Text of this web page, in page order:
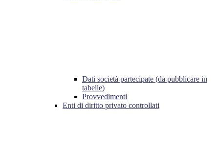
Dati società partecipate (da pubblicare in
tabelle)
Provvedimenti
Enti di diritto privato controllati